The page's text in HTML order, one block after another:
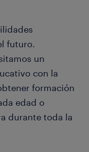
futuro.
un
con la
formación
edad o
durante toda la